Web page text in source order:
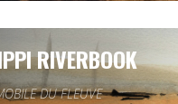
RIVERBOOK
DU FLEUVE